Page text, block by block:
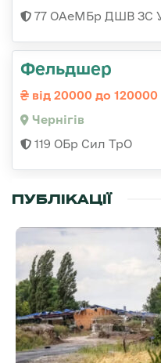
77 ОАеМБр ДШВ ЗС
Фельдшер
від 20000 до 120000
Чернігів
119 ОБр Сил ТрО
ПУБЛІКАЦІЇ